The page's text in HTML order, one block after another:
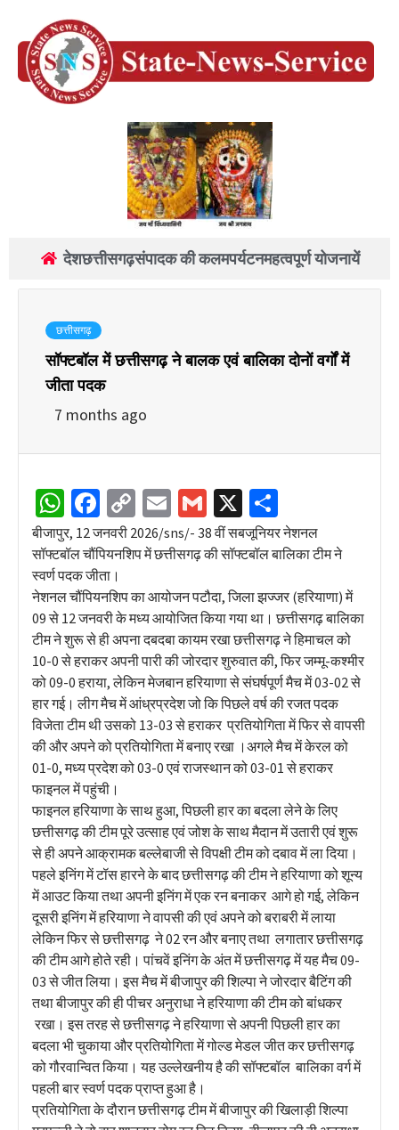
देशछत्तीसगढ़संपादक की कलमपर्यटनमहत्वपूर्ण योजनायें
छत्तीसगढ़
सॉफ्टबॉल में छत्तीसगढ़ ने बालक एवं बालिका दोनों वर्गों में
जीता पदक
7 months ago
WhatsApp
Facebook
Copy
Link
EmailGmail
X
बीजापुर, 12 जनवरी 2026/sns/- 38 वीं सबजूनियर नेशनल
सॉफ्टबॉल चौंपियनशिप में छत्तीसगढ़ की सॉफ्टबॉल बालिका टीम ने
स्वर्ण पदक जीता।
नेशनल चौंपियनशिप का आयोजन पटौदा, जिला झज्जर (हरियाणा) में
09 से 12 जनवरी के मध्य आयोजित किया गया था। छत्तीसगढ़ बालिका
टीम ने शुरू से ही अपना दबदबा कायम रखा छत्तीसगढ़ ने हिमाचल को
10-0 से हराकर अपनी पारी की जोरदार शुरुवात की, फिर जम्मू-कश्मीर
को 09-0 हराया, लेकिन मेजबान हरियाणा से संघर्षपूर्ण मैच में 03-02 से
हार गई। लीग मैच में आंध्रप्रदेश जो कि पिछले वर्ष की रजत पदक
विजेता टीम थी उसको 13-03 से हराकर प्रतियोगिता में फिर से वापसी
की और अपने को प्रतियोगिता में बनाए रखा ।अगले मैच में केरल को
01-0, मध्य प्रदेश को 03-0 एवं राजस्थान को 03-01 से हराकर
फाइनल में पहुंची।
फाइनल हरियाणा के साथ हुआ, पिछली हार का बदला लेने के लिए
छत्तीसगढ़ की टीम पूरे उत्साह एवं जोश के साथ मैदान में उतारी एवं शुरू
से ही अपने आक्रामक बल्लेबाजी से विपक्षी टीम को दबाव में ला दिया।
पहले इनिंग में टॉस हारने के बाद छत्तीसगढ़ की टीम ने हरियाणा को शून्य
में आउट किया तथा अपनी इनिंग में एक रन बनाकर आगे हो गई, लेकिन
दूसरी इनिंग में हरियाणा ने वापसी की एवं अपने को बराबरी में लाया
लेकिन फिर से छत्तीसगढ़ ने 02 रन और बनाए तथा लगातार छत्तीसगढ़
की टीम आगे होते रही। पांचवें इनिंग के अंत में छत्तीसगढ़ में यह मैच 09-
03 से जीत लिया। इस मैच में बीजापुर की शिल्पा ने जोरदार बैटिंग की
तथा बीजापुर की ही पीचर अनुराधा ने हरियाणा की टीम को बांधकर
रखा। इस तरह से छत्तीसगढ़ ने हरियाणा से अपनी पिछली हार का
बदला भी चुकाया और प्रतियोगिता में गोल्ड मेडल जीत कर छत्तीसगढ़
को गौरवान्वित किया। यह उल्लेखनीय है की सॉफ्टबॉल बालिका वर्ग में
पहली बार स्वर्ण पदक प्राप्त हुआ है।
प्रतियोगिता के दौरान छत्तीसगढ़ टीम में बीजापुर की खिलाड़ी शिल्पा